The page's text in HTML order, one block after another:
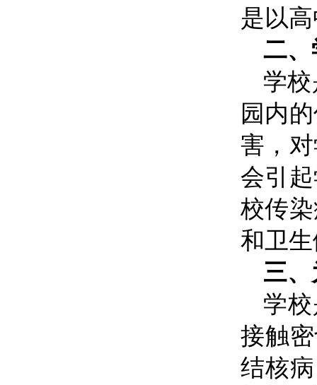
是以
二
学
园内
害，
会引
校传
和卫
三
学
接触
结核